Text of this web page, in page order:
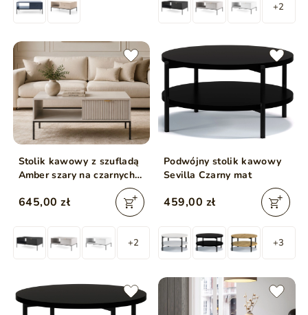
+2
Stolik kawowy z szufladą
Amber szary na czarnych
645,00 zł
+2
Podwójny stolik kawowy
Sevilla Czarny mat
459,00 zł
+3